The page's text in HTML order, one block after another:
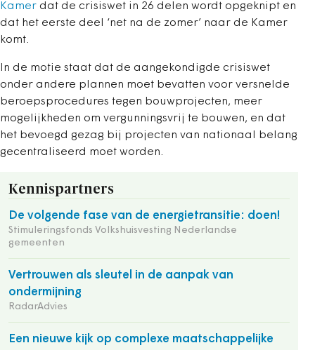
Kamer dat de crisiswet in 26 delen wordt opgeknipt en
dat het eerste deel ‘net na de zomer’ naar de Kamer
komt.
In de motie staat dat de aangekondigde crisiswet
onder andere plannen moet bevatten voor versnelde
beroepsprocedures tegen bouwprojecten, meer
mogelijkheden om vergunningsvrij te bouwen, en dat
het bevoegd gezag bij projecten van nationaal belang
gecentraliseerd moet worden.
Kennispartners
De volgende fase van de energietransitie: doen!
Stimuleringsfonds Volkshuisvesting Nederlandse
gemeenten
Vertrouwen als sleutel in de aanpak van
ondermijning
RadarAdvies
Een nieuwe kijk op complexe maatschappelijke